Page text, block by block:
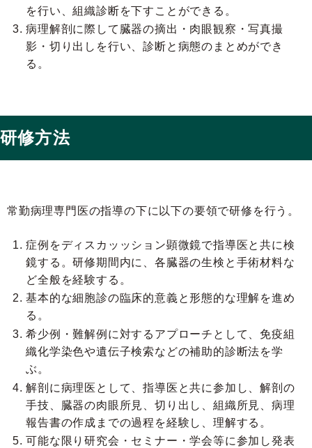
を行い、組織診断を下すことができる。
病理解剖に際して臓器の摘出・肉眼観察・写真撮
影・切り出しを行い、診断と病態のまとめができ
る。
研修方法
常勤病理専門医の指導の下に以下の要領で研修を行う。
症例をディスカッッション顕微鏡で指導医と共に検
鏡する。研修期間内に、各臓器の生検と手術材料な
ど全般を経験する。
基本的な細胞診の臨床的意義と形態的な理解を進め
る。
希少例・難解例に対するアプローチとして、免疫組
織化学染色や遺伝子検索などの補助的診断法を学
ぶ。
解剖に病理医として、指導医と共に参加し、解剖の
手技、臓器の肉眼所見、切り出し、組織所見、病理
報告書の作成までの過程を経験し、理解する。
可能な限り研究会・セミナー・学会等に参加し発表